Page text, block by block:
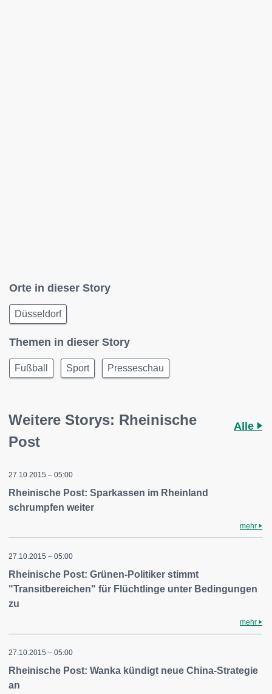
Orte in dieser Story
Düsseldorf
Themen in dieser Story
Fußball Sport Presseschau
Weitere Storys: Rheinische
Post
Alle
27.10.2015 – 05:00
Rheinische Post: Sparkassen im Rheinland
schrumpfen weiter
mehr
27.10.2015 – 05:00
Rheinische Post: Grünen-Politiker stimmt
"Transitbereichen" für Flüchtlinge unter Bedingungen
zu
mehr
27.10.2015 – 05:00
Rheinische Post: Wanka kündigt neue China-Strategie
an